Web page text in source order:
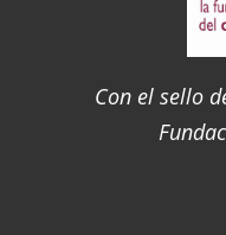
Con el sello